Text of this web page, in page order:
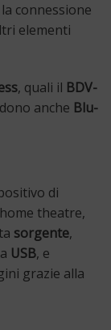
connessione
elementi
, quali il BDV-
anche Blu-
di
theatre,
sorgente,
USB, e
grazie alla